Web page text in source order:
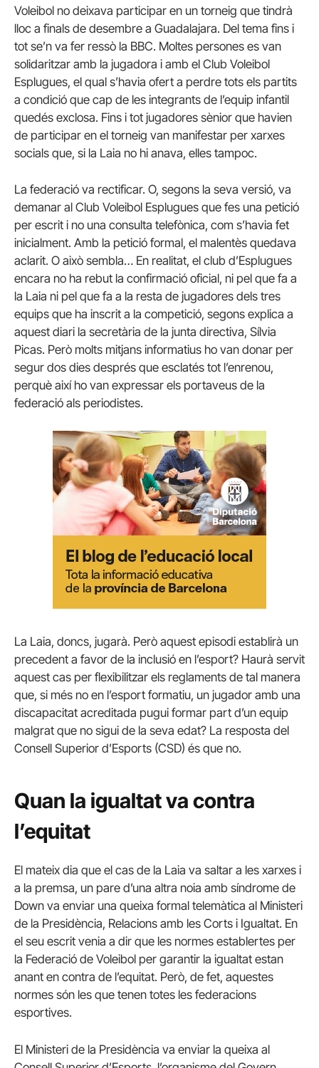
Voleibol no deixava participar en un torneig que tindrà
lloc a finals de desembre a Guadalajara. Del tema fins i
tot se’n va fer ressò la BBC. Moltes persones es van
solidaritzar amb la jugadora i amb el Club Voleibol
Esplugues, el qual s’havia ofert a perdre tots els partits
a condició que cap de les integrants de l’equip infantil
quedés exclosa. Fins i tot jugadores sènior que havien
de participar en el torneig van manifestar per xarxes
socials que, si la Laia no hi anava, elles tampoc.
La federació va rectificar. O, segons la seva versió, va
demanar al Club Voleibol Esplugues que fes una petició
per escrit i no una consulta telefònica, com s’havia fet
inicialment. Amb la petició formal, el malentès quedava
aclarit. O això sembla… En realitat, el club d’Esplugues
encara no ha rebut la confirmació oficial, ni pel que fa a
la Laia ni pel que fa a la resta de jugadores dels tres
equips que ha inscrit a la competició, segons explica a
aquest diari la secretària de la junta directiva, Sílvia
Picas. Però molts mitjans informatius ho van donar per
segur dos dies després que esclatés tot l’enrenou,
perquè així ho van expressar els portaveus de la
federació als periodistes.
La Laia, doncs, jugarà. Però aquest episodi establirà un
precedent a favor de la inclusió en l’esport? Haurà servit
aquest cas per flexibilitzar els reglaments de tal manera
que, si més no en l’esport formatiu, un jugador amb una
discapacitat acreditada pugui formar part d’un equip
malgrat que no sigui de la seva edat? La resposta del
Consell Superior d’Esports (CSD) és que no.
Quan la igualtat va contra
l’equitat
El mateix dia que el cas de la Laia va saltar a les xarxes i
a la premsa, un pare d’una altra noia amb síndrome de
Down va enviar una queixa formal telemàtica al Ministeri
de la Presidència, Relacions amb les Corts i Igualtat. En
el seu escrit venia a dir que les normes establertes per
la Federació de Voleibol per garantir la igualtat estan
anant en contra de l’equitat. Però, de fet, aquestes
normes són les que tenen totes les federacions
esportives.
El Ministeri de la Presidència va enviar la queixa al